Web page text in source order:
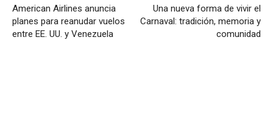
American Airlines anuncia
planes para reanudar vuelos
entre EE. UU. y Venezuela
Una nueva forma de vivir el
Carnaval: tradición, memoria y
comunidad